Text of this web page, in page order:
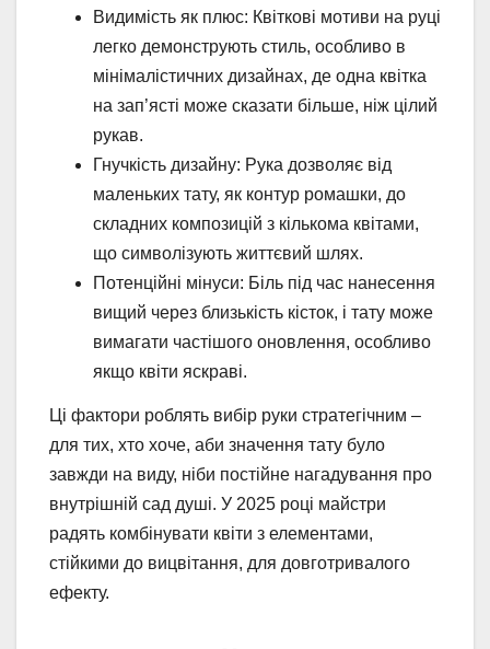
Видимість як плюс: Квіткові мотиви на руці
легко демонструють стиль, особливо в
мінімалістичних дизайнах, де одна квітка
на зап’ясті може сказати більше, ніж цілий
рукав.
Гнучкість дизайну: Рука дозволяє від
маленьких тату, як контур ромашки, до
складних композицій з кількома квітами,
що символізують життєвий шлях.
Потенційні мінуси: Біль під час нанесення
вищий через близькість кісток, і тату може
вимагати частішого оновлення, особливо
якщо квіти яскраві.
Ці фактори роблять вибір руки стратегічним –
для тих, хто хоче, аби значення тату було
завжди на виду, ніби постійне нагадування про
внутрішній сад душі. У 2025 році майстри
радять комбінувати квіти з елементами,
стійкими до вицвітання, для довготривалого
ефекту.